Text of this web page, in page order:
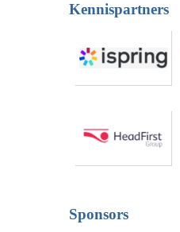
Kennispartners
Sponsors